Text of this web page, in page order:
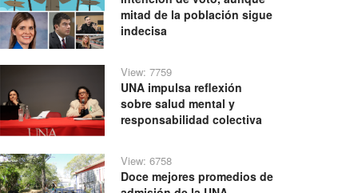
mitad de la población sigue
indecisa
View: 7759
UNA impulsa reflexión
sobre salud mental y
responsabilidad colectiva
View: 6758
Doce mejores promedios de